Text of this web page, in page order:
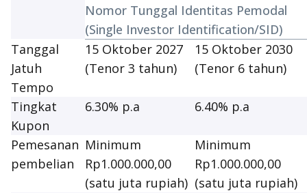
Nomor Tunggal Identitas Pemodal
(Single Investor Identification/SID)
Tanggal
Jatuh
Tempo
15 Oktober 2027
(Tenor 3 tahun)
15 Oktober 2030
(Tenor 6 tahun)
Tingkat
Kupon
6.30% p.a 6.40% p.a
Pemesanan
pembelian
Minimum
Rp1.000.000,00
(satu juta rupiah)
Minimum
Rp1.000.000,00
(satu juta rupiah)